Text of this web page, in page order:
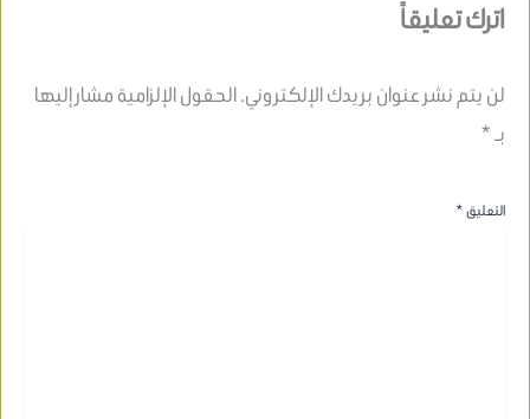
اترك تعليقاً
لن يتم نشر عنوان بريدك الإلكتروني.الحقول الإلزامية مشار إليها
بـ*
التعليق*